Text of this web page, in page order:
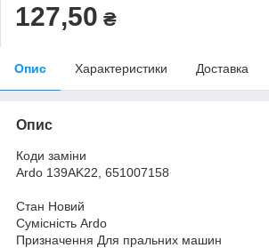
127,50 ₴
Опис Характеристики Доставка
Опис
Коди заміни
Ardo 139AK22, 651007158
Стан Новий
Сумісність Ardo
Призначення Для пральних машин